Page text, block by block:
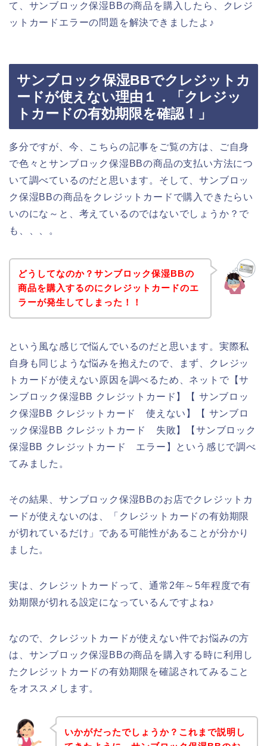
て、サンブロック保湿BBの商品を購入したら、クレジ
ットカードエラーの問題を解決できましたよ♪
サンブロック保湿BBでクレジットカ
ードが使えない理由１．「クレジッ
トカードの有効期限を確認！」
多分ですが、今、こちらの記事をご覧の方は、ご自身
で色々とサンブロック保湿BBの商品の支払い方法につ
いて調べているのだと思います。そして、サンブロッ
ク保湿BBの商品をクレジットカードで購入できたらい
いのにな～と、考えているのではないでしょうか？で
も、、、。
どうしてなのか？サンブロック保湿BBの
商品を購入するのにクレジットカードのエ
ラーが発生してしまった！！
という風な感じで悩んでいるのだと思います。実際私
自身も同じような悩みを抱えたので、まず、クレジッ
トカードが使えない原因を調べるため、ネットで【サ
ンブロック保湿BB クレジットカード】【 サンブロッ
ク保湿BB クレジットカード 使えない】【 サンブロ
ック保湿BB クレジットカード 失敗】【サンブロック
保湿BB クレジットカード エラー】という感じで調べ
てみました。
その結果、サンブロック保湿BBのお店でクレジットカ
ードが使えないのは、「クレジットカードの有効期限
が切れているだけ」である可能性があることが分かり
ました。
実は、クレジットカードって、通常2年～5年程度で有
効期限が切れる設定になっているんですよね♪
なので、クレジットカードが使えない件でお悩みの方
は、サンブロック保湿BBの商品を購入する時に利用し
たクレジットカードの有効期限を確認されてみること
をオススメします。
いかがだったでしょうか？これまで説明し